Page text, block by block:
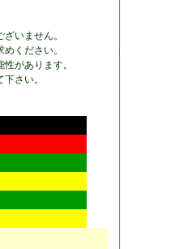
いません。
ください。
があります。
さい。